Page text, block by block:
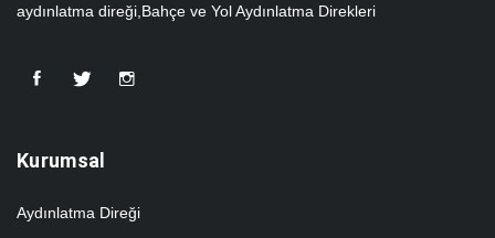
aydınlatma direği,Bahçe ve Yol Aydınlatma Direkleri
Kurumsal
Aydınlatma Direği